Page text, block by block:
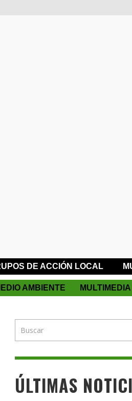
DE ACCIÓN LOCAL
AMBIENTE MULTIMEDIA
ÚLTIMAS